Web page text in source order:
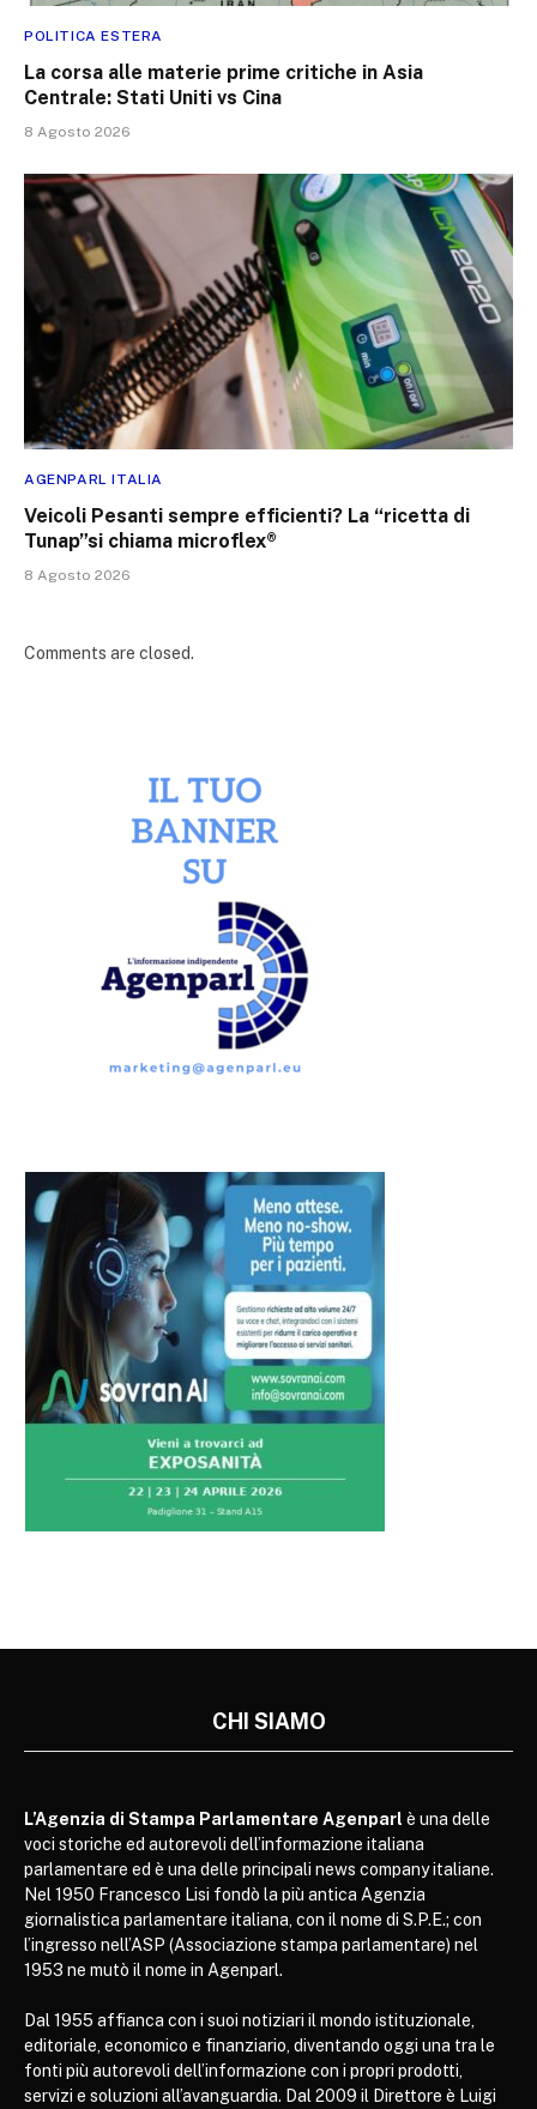
POLITICA ESTERA
La corsa alle materie prime critiche in Asia
Centrale: Stati Uniti vs Cina
8 Agosto 2026
AGENPARL ITALIA
Veicoli Pesanti sempre efficienti? La “ricetta di
Tunap”si chiama microflex®
8 Agosto 2026
Comments are closed.
CHI SIAMO
L’Agenzia di Stampa Parlamentare Agenparl è una delle
voci storiche ed autorevoli dell’informazione italiana
parlamentare ed è una delle principali news company italiane.
Nel 1950 Francesco Lisi fondò la più antica Agenzia
giornalistica parlamentare italiana, con il nome di S.P.E.; con
l’ingresso nell’ASP (Associazione stampa parlamentare) nel
1953 ne mutò il nome in Agenparl.
Dal 1955 affianca con i suoi notiziari il mondo istituzionale,
editoriale, economico e finanziario, diventando oggi una tra le
fonti più autorevoli dell’informazione con i propri prodotti,
servizi e soluzioni all’avanguardia. Dal 2009 il Direttore è Luigi